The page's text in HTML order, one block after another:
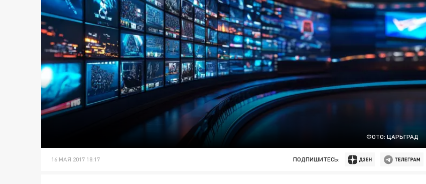
ФОТО: ЦАРЬГРАД
16 МАЯ 2017 18:17 ПОДПИШИТЕСЬ: